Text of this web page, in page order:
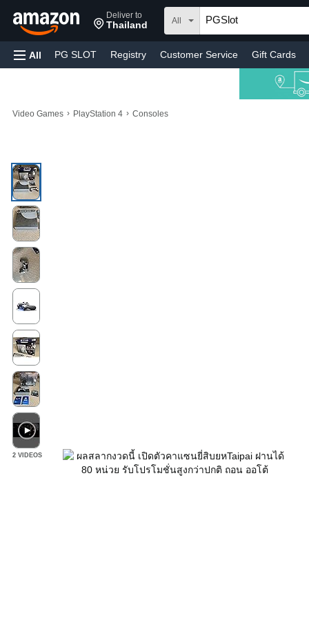
Deliver to
Thailand All
All PG SLOT Registry Customer Service Gift Cards
Video Games › PlayStation 4 › Consoles
2 VIDEOS